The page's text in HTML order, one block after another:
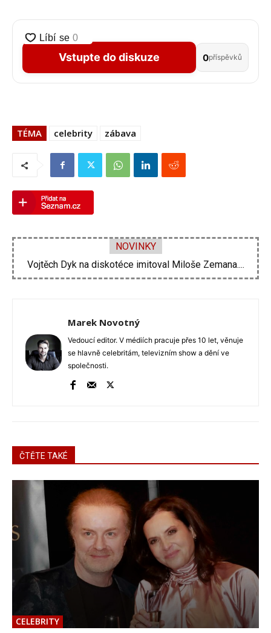
Vstupte do diskuze 0příspěvků
TÉMA celebrity zábava
NOVINKY
Velké problémy Ornelly Koktové. Rekonstrukce domu se...
Marek Novotný
Vedoucí editor. V médiích pracuje přes 10 let, věnuje
se hlavně celebritám, televizním show a dění ve
společnosti.
ČTĚTE TAKÉ
CELEBRITY